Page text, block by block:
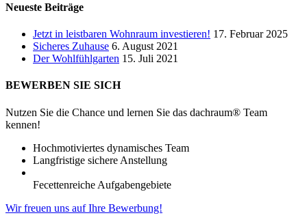
Neueste Beiträge
Jetzt in leistbaren Wohnraum investieren! 17. Februar 2025
Sicheres Zuhause 6. August 2021
Der Wohlfühlgarten 15. Juli 2021
BEWERBEN SIE SICH
Nutzen Sie die Chance und lernen Sie das dachraum® Team
kennen!
Hochmotiviertes dynamisches Team
Langfristige sichere Anstellung
Fecettenreiche Aufgabengebiete
Wir freuen uns auf Ihre Bewerbung!